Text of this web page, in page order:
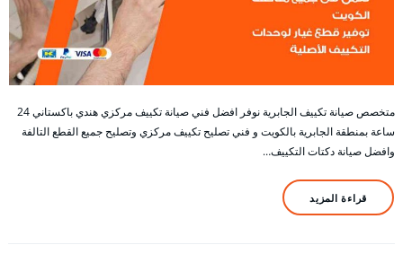
متخصص صيانة تكييف الجابرية نوفر افضل فني صيانة تكييف مركزي هندي باكستاني 24
ساعة بمنطقة الجابرية بالكويت و فني تصليح تكييف مركزي وتصليح جميع القطع التالفة
وافضل صيانة دكتات التكييف…
قراءة المزيد